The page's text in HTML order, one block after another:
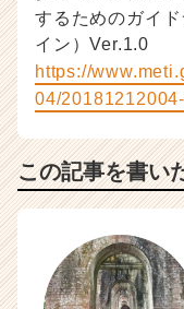
するためのガイ
イン）Ver.1.0
https://
04/
この記事を書い